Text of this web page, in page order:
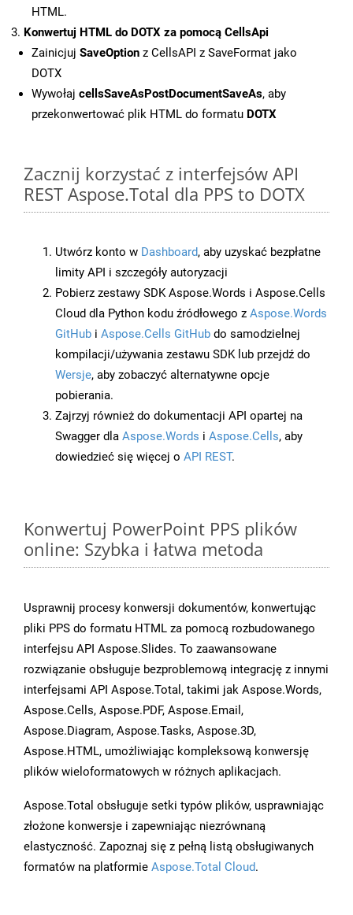
HTML.
Konwertuj HTML do DOTX za pomocą CellsApi
Zainicjuj SaveOption z CellsAPI z SaveFormat jako
DOTX
Wywołaj cellsSaveAsPostDocumentSaveAs, aby
przekonwertować plik HTML do formatu DOTX
Zacznij korzystać z interfejsów API
REST Aspose.Total dla PPS to DOTX
Utwórz konto w Dashboard, aby uzyskać bezpłatne
limity API i szczegóły autoryzacji
Pobierz zestawy SDK Aspose.Words i Aspose.Cells
Cloud dla Python kodu źródłowego z Aspose.Words
GitHub i Aspose.Cells GitHub do samodzielnej
kompilacji/używania zestawu SDK lub przejdź do
Wersje, aby zobaczyć alternatywne opcje
pobierania.
Zajrzyj również do dokumentacji API opartej na
Swagger dla Aspose.Words i Aspose.Cells, aby
dowiedzieć się więcej o API REST.
Konwertuj PowerPoint PPS plików
online: Szybka i łatwa metoda
Usprawnij procesy konwersji dokumentów, konwertując
pliki PPS do formatu HTML za pomocą rozbudowanego
interfejsu API Aspose.Slides. To zaawansowane
rozwiązanie obsługuje bezproblemową integrację z innymi
interfejsami API Aspose.Total, takimi jak Aspose.Words,
Aspose.Cells, Aspose.PDF, Aspose.Email,
Aspose.Diagram, Aspose.Tasks, Aspose.3D,
Aspose.HTML, umożliwiając kompleksową konwersję
plików wieloformatowych w różnych aplikacjach.
Aspose.Total obsługuje setki typów plików, usprawniając
złożone konwersje i zapewniając niezrównaną
elastyczność. Zapoznaj się z pełną listą obsługiwanych
formatów na platformie Aspose.Total Cloud.